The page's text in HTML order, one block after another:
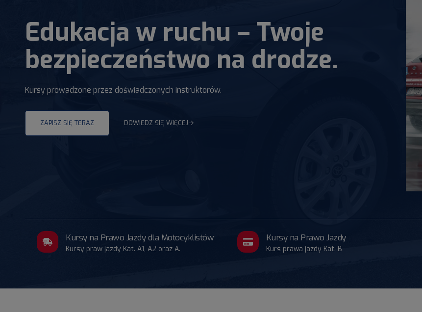
Edukacja w ruchu – Twoje
bezpieczeństwo na drodze.
Kursy prowadzone przez doświadczonych instruktorów.
ZAPISZ SIĘ TERAZ DOWIEDZ SIĘ WIĘCEJ
Kursy na Prawo Jazdy dla Motocyklistów
Kursy praw jazdy Kat. A1, A2 oraz A.
Kursy na Prawo Jazdy
Kurs prawa jazdy Kat. B